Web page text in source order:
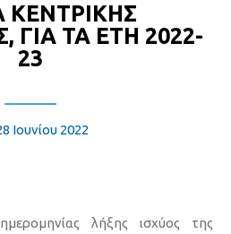
ΓΙΑ ΤΑ ΕΤΗ 2022-
23
Ιουνίου 2022
λήξης ισχύος της